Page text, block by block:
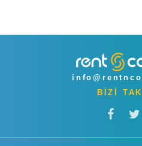
BİZİ